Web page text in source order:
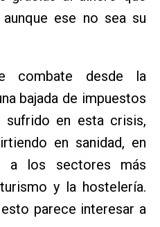
ese no sea su
combate desde la
bajada de impuestos
sufrido en esta crisis,
en sanidad, en
a los sectores más
y la hostelería.
parece interesar a